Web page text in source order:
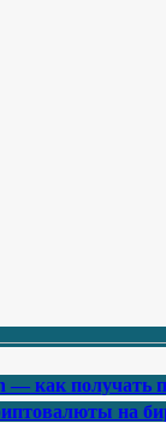
— как получать
на